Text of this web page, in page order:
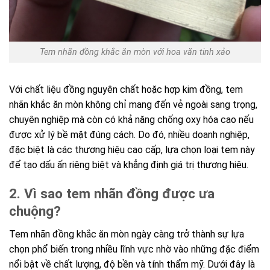
Tem nhãn đồng khắc ăn mòn với hoa văn tinh xảo
Với chất liệu đồng nguyên chất hoặc hợp kim đồng, tem
nhãn khắc ăn mòn không chỉ mang đến vẻ ngoài sang trọng,
chuyên nghiệp mà còn có khả năng chống oxy hóa cao nếu
được xử lý bề mặt đúng cách. Do đó, nhiều doanh nghiệp,
đặc biệt là các thương hiệu cao cấp, lựa chọn loại tem này
để tạo dấu ấn riêng biệt và khẳng định giá trị thương hiệu.
2. Vì sao tem nhãn đồng được ưa
chuộng?
Tem nhãn đồng khắc ăn mòn ngày càng trở thành sự lựa
chọn phổ biến trong nhiều lĩnh vực nhờ vào những đặc điểm
nổi bật về chất lượng, độ bền và tính thẩm mỹ. Dưới đây là